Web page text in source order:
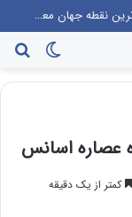
خیلی اتفاقی! مسیر راهپیمایی عظیم اربعین گرم‌ترین نقطه جهان معرفی می‌شود!
تغییر
پوسته
عصاره اسانس
کمتر از یک دقیقه